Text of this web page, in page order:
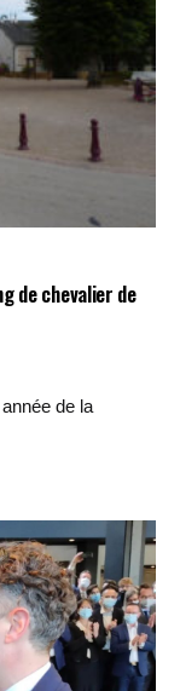
de chevalier de
de la